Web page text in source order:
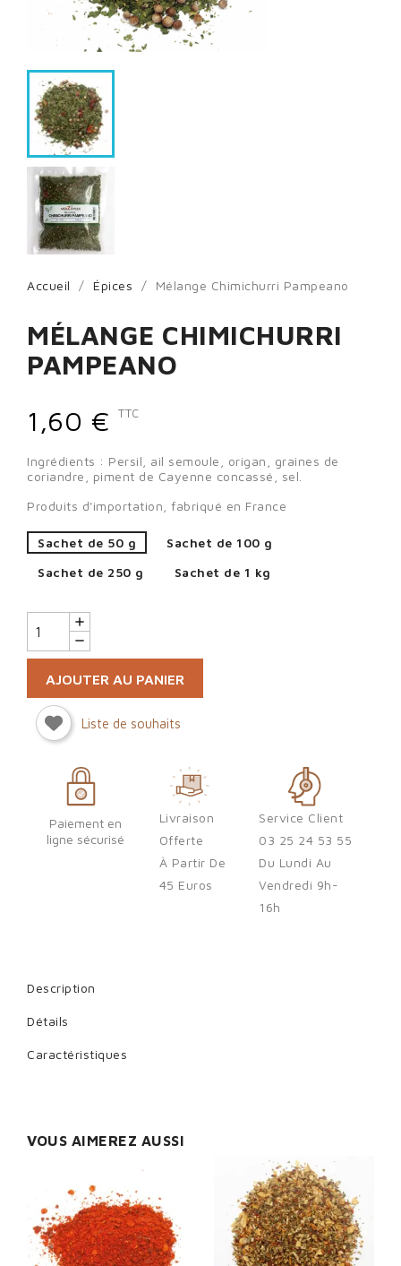
Accueil Épices Mélange Chimichurri Pampeano
MÉLANGE CHIMICHURRI
PAMPEANO
1,60 €
TTC
Ingrédients : Persil, ail semoule, origan, graines de
coriandre, piment de Cayenne concassé, sel.
Produits d'importation, fabriqué en France
Sachet de 50 g
Sachet de 100 g
Sachet de 250 g
Sachet de 1 kg
AJOUTER AU PANIER
Liste de souhaits
Paiement en
ligne sécurisé
Livraison
Offerte
À Partir De
45 Euros
Service Client
03 25 24 53 55
Du Lundi Au
Vendredi 9h-
16h
Description
Détails
Caractéristiques
VOUS AIMEREZ AUSSI
Sign in
You need to be logged in to save products in your wish list.